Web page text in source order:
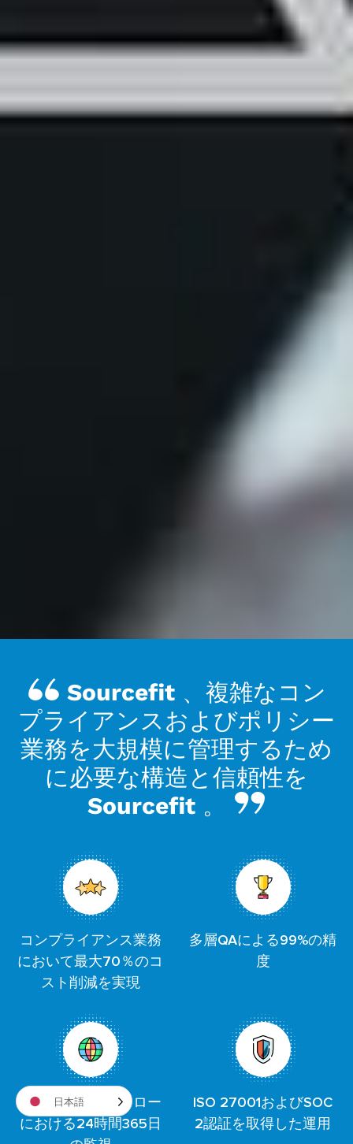
Sourcefit 、複雑なコン
プライアンスおよびポリシー
業務を大規模に管理するため
に必要な構造と信頼性を
Sourcefit 。
コンプライアンス業務
において最大70％のコ
スト削減を実現
多層QAによる99%の精
度
規制対象ワークフロー
における24時間365日
ISO 27001およびSOC
2認証を取得した運用
日本語